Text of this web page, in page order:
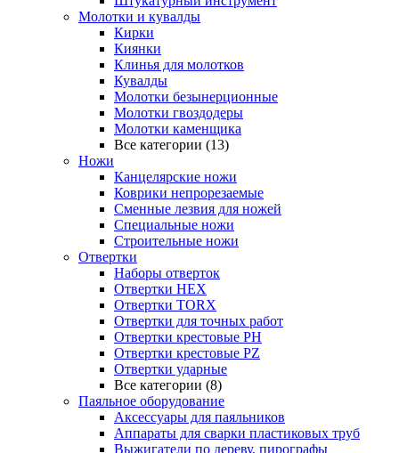
Молотки и кувалды
Кирки
Киянки
Клинья для молотков
Кувалды
Молотки безынерционные
Молотки гвоздодеры
Молотки каменщика
Все категории (13)
Ножи
Канцелярские ножи
Коврики непрорезаемые
Сменные лезвия для ножей
Специальные ножи
Строительные ножи
Отвертки
Наборы отверток
Отвертки HEX
Отвертки TORX
Отвертки для точных работ
Отвертки крестовые PH
Отвертки крестовые PZ
Отвертки ударные
Все категории (8)
Паяльное оборудование
Аксессуары для паяльников
Аппараты для сварки пластиковых труб
Выжигатели по дереву, пирографы